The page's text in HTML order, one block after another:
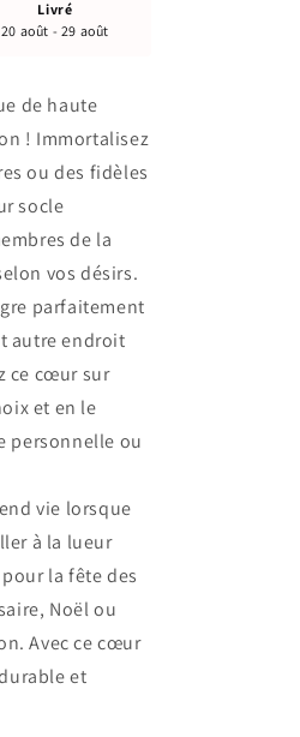
Livré
20 août - 29 août
de haute
! Immortalisez
ou des fidèles
socle
de la
vos désirs.
parfaitement
autre endroit
ce cœur sur
et en le
personnelle ou
vie lorsque
à la lueur
la fête des
Noël ou
Avec ce cœur
et